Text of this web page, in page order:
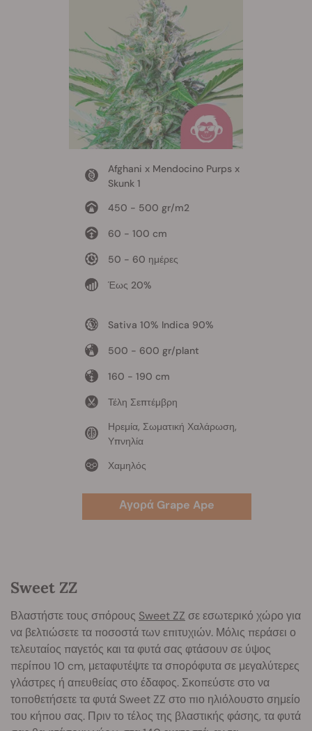
Afghani x Mendocino Purps x
Skunk 1
450 - 500 gr/m2
60 - 100 cm
50 - 60 ημέρες
Έως 20%
Sativa 10% Indica 90%
500 - 600 gr/plant
160 - 190 cm
Τέλη Σεπτέμβρη
Ηρεμία, Σωματική Χαλάρωση,
Υπνηλία
Χαμηλός
Αγορά Grape Ape
Sweet ZZ
Βλαστήστε τους σπόρους Sweet ZZ σε εσωτερικό χώρο για
να βελτιώσετε τα ποσοστά των επιτυχιών. Μόλις περάσει ο
τελευταίος παγετός και τα φυτά σας φτάσουν σε ύψος
περίπου 10 cm, μεταφυτέψτε τα σπορόφυτα σε μεγαλύτερες
γλάστρες ή απευθείας στο έδαφος. Σκοπεύστε στο να
τοποθετήσετε τα φυτά Sweet ZZ στο πιο ηλιόλουστο σημείο
του κήπου σας. Πριν το τέλος της βλαστικής φάσης, τα φυτά